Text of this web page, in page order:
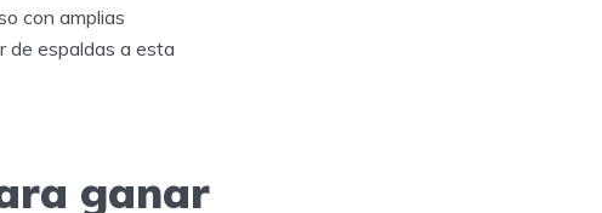
con amplias
de espaldas a esta
ganar